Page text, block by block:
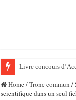
Livre concours
Home /Tronc commun /
scientifique dans un seul